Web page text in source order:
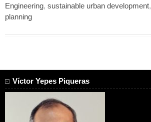
Engineering, sustainable urban development,
planning
Víctor Yepes Piqueras